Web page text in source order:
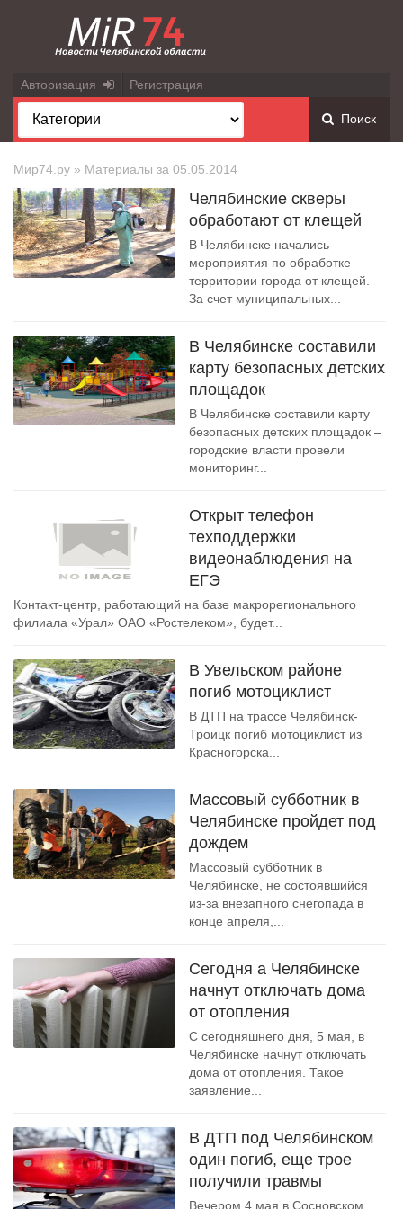
Авторизация Регистрация
Поиск
Мир74.ру » Материалы за 05.05.2014
Челябинские скверы
обработают от клещей
В Челябинске начались
мероприятия по обработке
территории города от клещей.
За счет муниципальных...
В Челябинске составили
карту безопасных детских
площадок
В Челябинске составили карту
безопасных детских площадок –
городские власти провели
мониторинг...
Открыт телефон
техподдержки
видеонаблюдения на
ЕГЭ
Контакт-центр, работающий на базе макрорегионального
филиала «Урал» ОАО «Ростелеком», будет...
В Увельском районе
погиб мотоциклист
В ДТП на трассе Челябинск-
Троицк погиб мотоциклист из
Красногорска...
Массовый субботник в
Челябинске пройдет под
дождем
Массовый субботник в
Челябинске, не состоявшийся
из-за внезапного снегопада в
конце апреля,...
Сегодня а Челябинске
начнут отключать дома
от отопления
С сегодняшнего дня, 5 мая, в
Челябинске начнут отключать
дома от отопления. Такое
заявление...
В ДТП под Челябинском
один погиб, еще трое
получили травмы
Вечером 4 мая в Сосновском